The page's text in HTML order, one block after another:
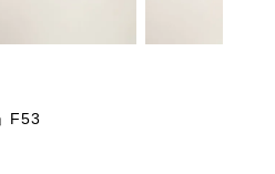
F53